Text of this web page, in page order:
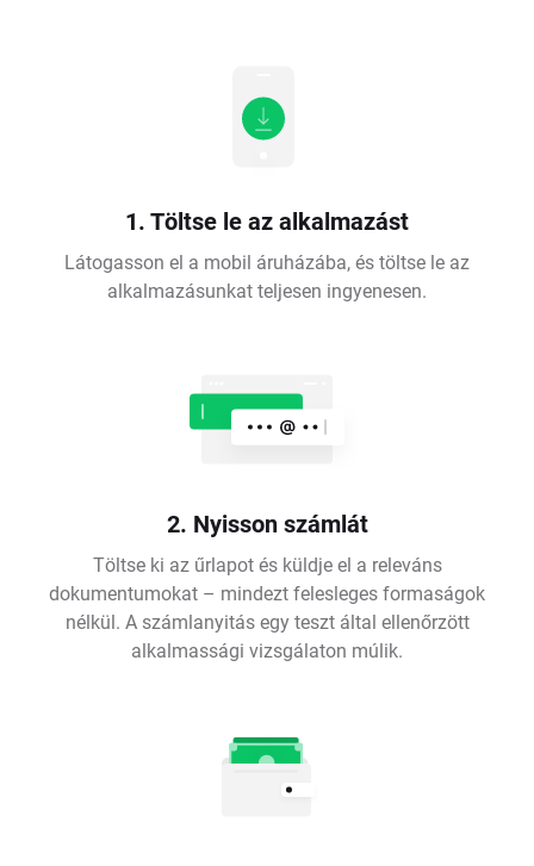
1. Töltse le az alkalmazást
Látogasson el a mobil áruházába, és töltse le az
alkalmazásunkat teljesen ingyenesen.
2. Nyisson számlát
Töltse ki az űrlapot és küldje el a releváns
dokumentumokat – mindezt felesleges formaságok
nélkül. A számlanyitás egy teszt által ellenőrzött
alkalmassági vizsgálaton múlik.